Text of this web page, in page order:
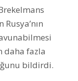
Rusya’nın
daha fazla
bildirdi.